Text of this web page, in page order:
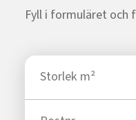
Fyll i formuläret och